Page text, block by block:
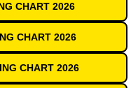
CHART 2026
CHART 2026
CHART 2026